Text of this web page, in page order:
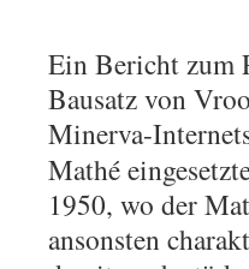
Ein Bericht zum
Bausatz von
Minerva-
Mathé
1950, wo der
ansonsten